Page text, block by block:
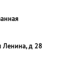
Ленина, д 28